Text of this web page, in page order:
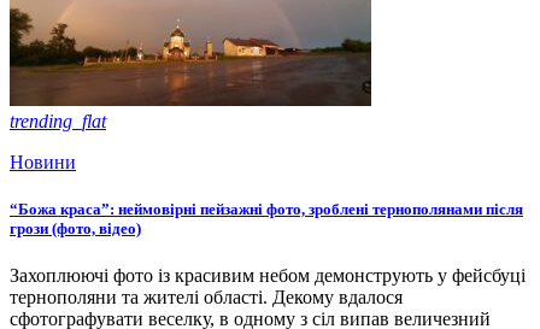
trending_flat
Новини
“Божа краса”: неймовірні пейзажні фото, зроблені тернополянами після
грози (фото, відео)
Захоплюючі фото із красивим небом демонструють у фейсбуці
тернополяни та жителі області. Декому вдалося
сфотографувати веселку, в одному з сіл випав величезний